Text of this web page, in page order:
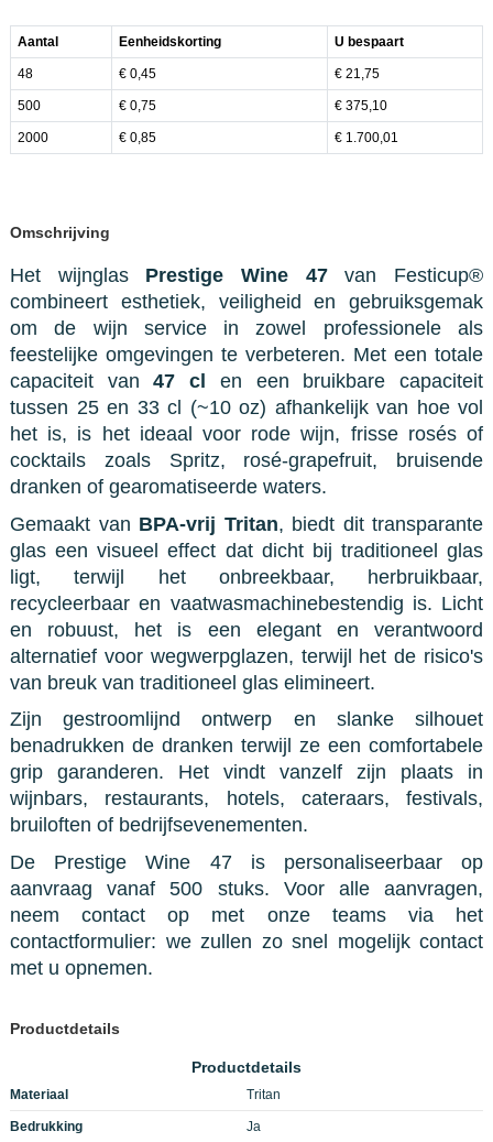
Aantal Eenheidskorting U bespaart
48 € 0,45 € 21,75
500 € 0,75 € 375,10
2000 € 0,85 € 1.700,01
Omschrijving
Het wijnglas Prestige Wine 47van Festicup®
combineert esthetiek, veiligheid en gebruiksgemak
om de wijn service in zowel professionele als
feestelijke omgevingen te verbeteren. Met een totale
capaciteit van47 cl en een bruikbare capaciteit
tussen 25 en 33 cl (~10 oz) afhankelijk van hoe vol
het is, is het ideaal voor rode wijn, frisse rosés of
cocktails zoals Spritz, rosé-grapefruit, bruisende
dranken of gearomatiseerde waters.
Gemaakt van BPA-vrij Tritan, biedt dit transparante
glas een visueel effect dat dicht bij traditioneel glas
ligt, terwijl het onbreekbaar, herbruikbaar,
recycleerbaar en vaatwasmachinebestendig is. Licht
en robuust, het is een elegant en verantwoord
alternatief voor wegwerpglazen, terwijl het de risico's
van breuk van traditioneel glas elimineert.
Zijn gestroomlijnd ontwerp en slanke silhouet
benadrukken de dranken terwijl ze een comfortabele
grip garanderen. Het vindt vanzelf zijn plaats in
wijnbars, restaurants, hotels, cateraars, festivals,
bruiloften of bedrijfsevenementen.
De Prestige Wine 47 is personaliseerbaar op
aanvraag vanaf 500 stuks. Voor alle aanvragen,
neem contact op met onze teams via het
contactformulier: we zullen zo snel mogelijk contact
met u opnemen.
Productdetails
Productdetails
Materiaal Tritan
Bedrukking Ja